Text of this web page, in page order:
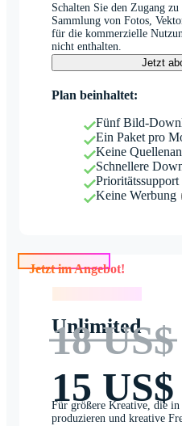
Schalten Sie den Zugang zu
Sammlung von Fotos,
für die kommerzielle
nicht enthalten.
Jetzt
Plan beinhaltet:
Fünf Bild-
Ein Paket pro
Keine
Schnellere
Prioritätssupport
Keine Werbung
Jetzt im Angebot!
Unlimited
18 US$
15 US$
Für größere Kreative, die in
produzieren und kreative